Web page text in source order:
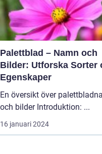
Palettblad – Namn och
Bilder: Utforska Sorter
Egenskaper
En översikt över
och bilder Introduktion: ...
16 januari 2024